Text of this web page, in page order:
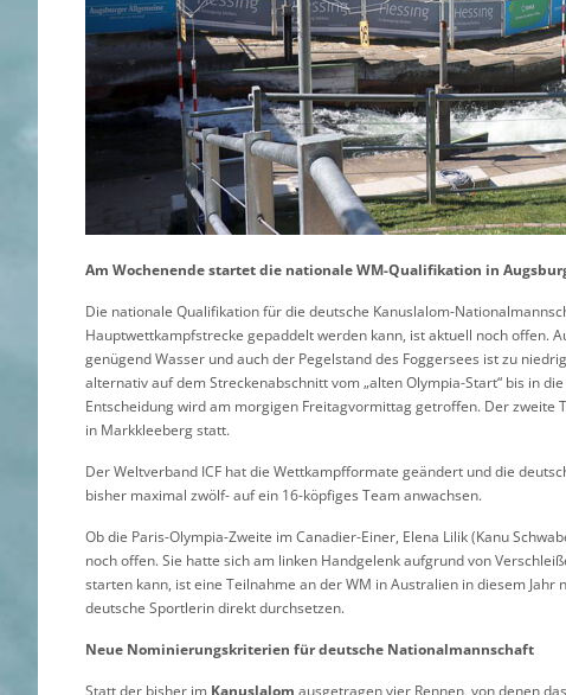
Am Wochenende startet die nationale WM-Qualifikation in
Die nationale Qualifikation für die deutsche Kanuslalom-
Hauptwettkampfstrecke gepaddelt werden kann, ist aktuell noch offen.
genügend Wasser und auch der Pegelstand des Foggersees ist zu
alternativ auf dem Streckenabschnitt vom „alten Olympia-Start“ bis in
Entscheidung wird am morgigen Freitagvormittag getroffen. Der zweite
in Markkleeberg statt.
Der Weltverband ICF hat die Wettkampfformate geändert und die
bisher maximal zwölf- auf ein 16-köpfiges Team anwachsen.
Ob die Paris-Olympia-Zweite im Canadier-Einer, Elena Lilik (Kanu
noch offen. Sie hatte sich am linken Handgelenk aufgrund von
starten kann, ist eine Teilnahme an der WM in Australien in diesem
deutsche Sportlerin direkt durchsetzen.
Neue Nominierungskriterien für deutsche Nationalmannschaft
Statt der bisher im Kanuslalom ausgetragen vier Rennen, von denen